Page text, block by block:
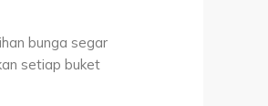
bunga segar
setiap buket